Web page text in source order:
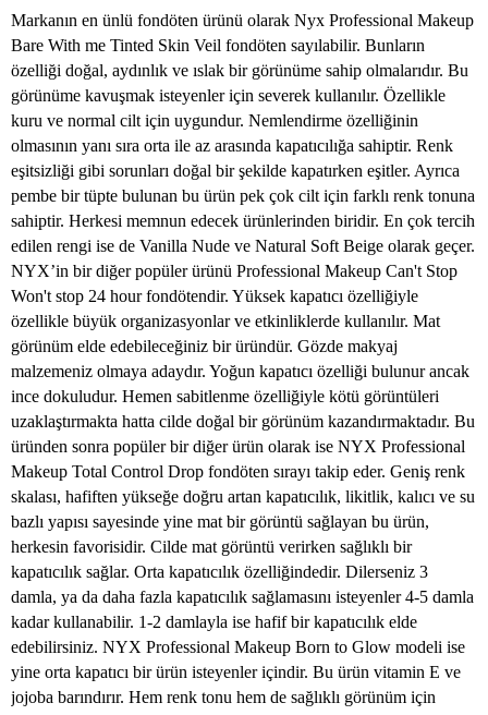
Markanın en ünlü fondöten ürünü olarak Nyx Professional Makeup
Bare With me Tinted Skin Veil fondöten sayılabilir. Bunların
özelliği doğal, aydınlık ve ıslak bir görünüme sahip olmalarıdır. Bu
görünüme kavuşmak isteyenler için severek kullanılır. Özellikle
kuru ve normal cilt için uygundur. Nemlendirme özelliğinin
olmasının yanı sıra orta ile az arasında kapatıcılığa sahiptir. Renk
eşitsizliği gibi sorunları doğal bir şekilde kapatırken eşitler. Ayrıca
pembe bir tüpte bulunan bu ürün pek çok cilt için farklı renk tonuna
sahiptir. Herkesi memnun edecek ürünlerinden biridir. En çok tercih
edilen rengi ise de Vanilla Nude ve Natural Soft Beige olarak geçer.
NYX’in bir diğer popüler ürünü Professional Makeup Can't Stop
Won't stop 24 hour fondötendir. Yüksek kapatıcı özelliğiyle
özellikle büyük organizasyonlar ve etkinliklerde kullanılır. Mat
görünüm elde edebileceğiniz bir üründür. Gözde makyaj
malzemeniz olmaya adaydır. Yoğun kapatıcı özelliği bulunur ancak
ince dokuludur. Hemen sabitlenme özelliğiyle kötü görüntüleri
uzaklaştırmakta hatta cilde doğal bir görünüm kazandırmaktadır. Bu
üründen sonra popüler bir diğer ürün olarak ise NYX Professional
Makeup Total Control Drop fondöten sırayı takip eder. Geniş renk
skalası, hafiften yükseğe doğru artan kapatıcılık, likitlik, kalıcı ve su
bazlı yapısı sayesinde yine mat bir görüntü sağlayan bu ürün,
herkesin favorisidir. Cilde mat görüntü verirken sağlıklı bir
kapatıcılık sağlar. Orta kapatıcılık özelliğindedir. Dilerseniz 3
damla, ya da daha fazla kapatıcılık sağlamasını isteyenler 4-5 damla
kadar kullanabilir. 1-2 damlayla ise hafif bir kapatıcılık elde
edebilirsiniz. NYX Professional Makeup Born to Glow modeli ise
yine orta kapatıcı bir ürün isteyenler içindir. Bu ürün vitamin E ve
jojoba barındırır. Hem renk tonu hem de sağlıklı görünüm için